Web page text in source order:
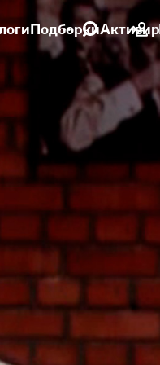
Подборки